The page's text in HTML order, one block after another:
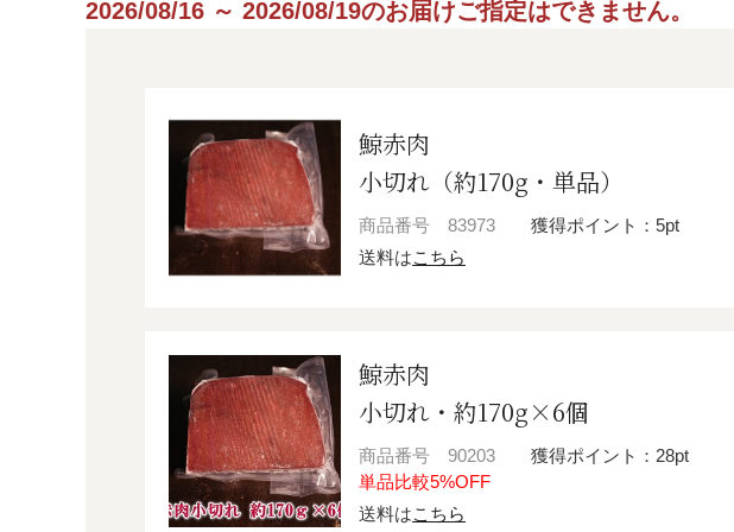
2026/08/16 ～ 2026/08/19のお届けご指定はできません。
鯨赤肉
小切れ（約170g・単品）
商品番号 83973
獲得ポイント：5pt
送料はこちら
鯨赤肉
小切れ・約170g×6個
商品番号 90203
獲得ポイント：28pt
単品比較5%OFF
送料はこちら